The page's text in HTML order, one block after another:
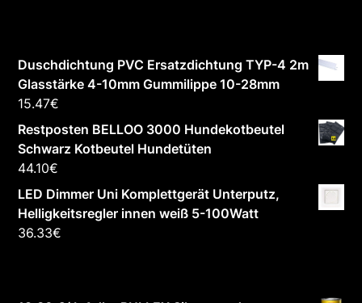
Duschdichtung PVC Ersatzdichtung TYP-4 2m
Glasstärke 4-10mm Gummilippe 10-28mm
15.47€
Restposten BELLOO 3000 Hundekotbeutel
Schwarz Kotbeutel Hundetüten
44.10€
LED Dimmer Uni Komplettgerät Unterputz,
Helligkeitsregler innen weiß 5-100Watt
36.33€